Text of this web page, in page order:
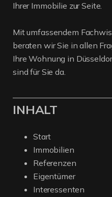
Ihrer Immobilie zur Seite.
Mit umfassendem
beraten wir Sie in allen
Ihre Wohnung in
sind für Sie da.
INHALT
Start
Immobilien
Referenzen
Eigentümer
Interessenten